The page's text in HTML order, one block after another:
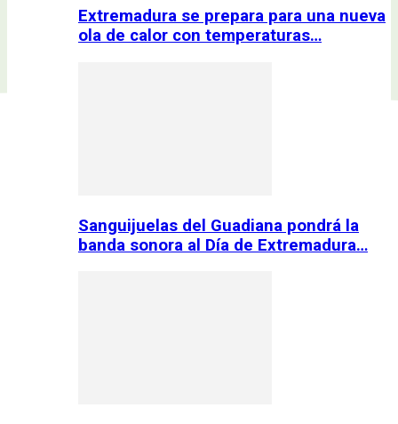
Extremadura se prepara para una nueva
ola de calor con temperaturas…
Sanguijuelas del Guadiana pondrá la
banda sonora al Día de Extremadura…